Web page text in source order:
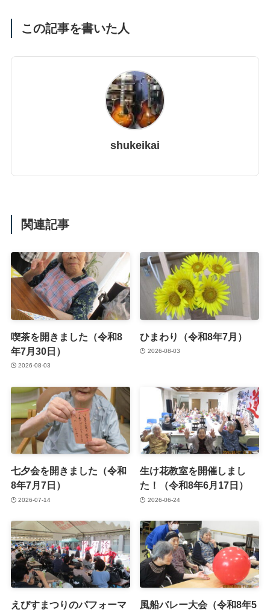
この記事を書いた人
shukeikai
関連記事
喫茶を開きました（令和8
年7月30日）
2026-08-03
ひまわり（令和8年7月）
2026-08-03
七夕会を開きました（令和
8年7月7日）
2026-07-14
生け花教室を開催しまし
た！（令和8年6月17日）
2026-06-24
えびすまつりのパフォーマ
風船バレー大会（令和8年5